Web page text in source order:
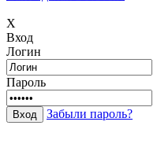
X
Вход
Логин
Пароль
Забыли пароль?